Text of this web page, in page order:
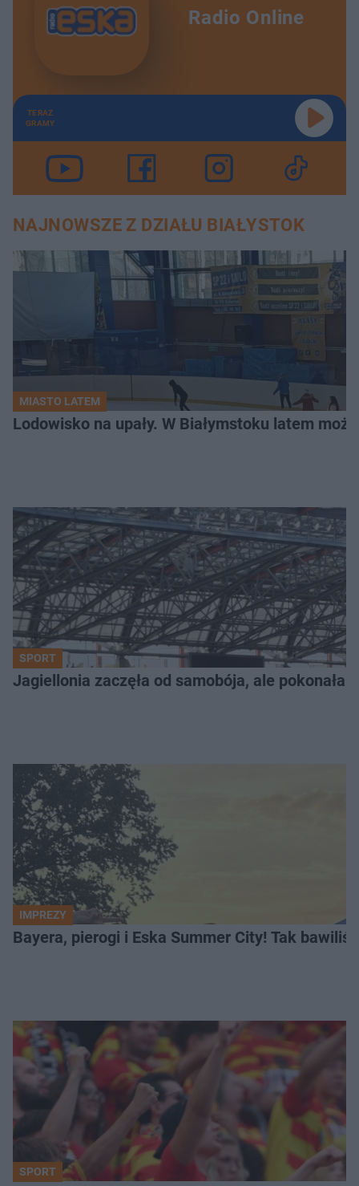
Radio Online
TERAZ
GRAMY
NAJNOWSZE Z DZIAŁU BIAŁYSTOK
MIASTO LATEM
Lodowisko na upały. W Białymstoku latem
SPORT
Jagiellonia zaczęła od samobója, ale pokonała
IMPREZY
Bayera, pierogi i Eska Summer City! Tak
SPORT